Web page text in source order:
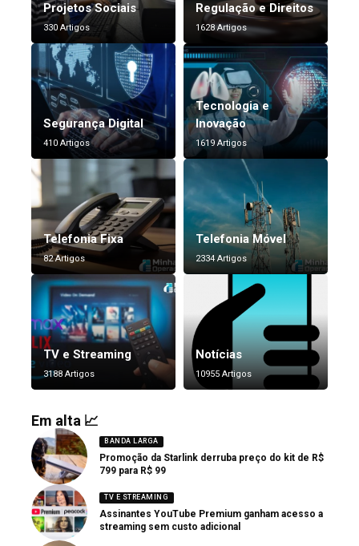
Projetos Sociais
330 Artigos
Regulação e Direitos
1628 Artigos
Segurança Digital
410 Artigos
Tecnologia e
Inovação
1619 Artigos
Telefonia Fixa
82 Artigos
Telefonia Móvel
2334 Artigos
TV e Streaming
3188 Artigos
Notícias
10955 Artigos
Em alta 📈
BANDA LARGA
Promoção da Starlink derruba preço do kit de R$
799 para R$ 99
TV E STREAMING
Assinantes YouTube Premium ganham acesso a
streaming sem custo adicional